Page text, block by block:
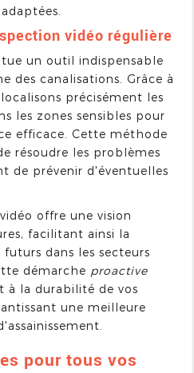
vidéo régulière
un outil indispensable
des canalisations. Grâce à
précisément les
les zones sensibles pour
efficace. Cette méthode
résoudre les problèmes
de prévenir d'éventuelles
offre une vision
facilitant ainsi la
dans les secteurs
démarche proactive
à la durabilité de vos
une meilleure
pour tous vos